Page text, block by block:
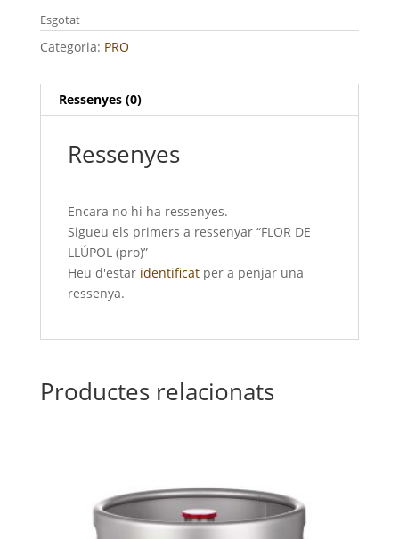
Esgotat
Categoria: PRO
Ressenyes (0)
Ressenyes
Encara no hi ha ressenyes.
Sigueu els primers a ressenyar “FLOR DE
LLÚPOL (pro)”
Heu d'estar identificatper a penjar una
ressenya.
Productes relacionats